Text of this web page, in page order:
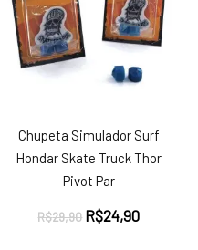
Chupeta Simulador Surf
Hondar Skate Truck Thor
Pivot Par
R$29,90 O
R$24,90O